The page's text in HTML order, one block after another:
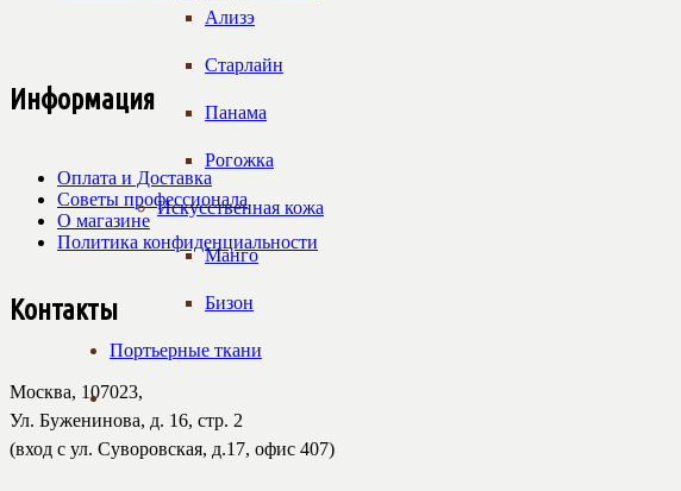
Ализэ
Старлайн
Панама
Рогожка
Искусственная кожа
Манго
Бизон
Портьерные ткани
Информация
Оплата и Доставка
Советы профессионала
О магазине
Политика конфиденциальности
Контакты
Москва, 107023,
Ул. Буженинова, д. 16, стр. 2
(вход с ул. Суворовская, д.17, офис 407)